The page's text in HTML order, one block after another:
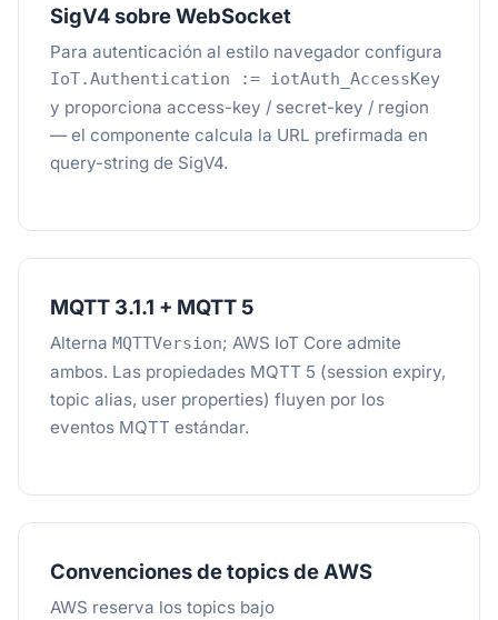
SigV4 sobre WebSocket
Para autenticación al estilo navegador configura
IoT.Authentication := iotAuth_AccessKey
y proporciona access-key / secret-key / region
— el componente calcula la URL prefirmada en
query-string de SigV4.
MQTT 3.1.1 + MQTT 5
Alterna MQTTVersion; AWS IoT Core admite
ambos. Las propiedades MQTT 5 (session expiry,
topic alias, user properties) fluyen por los
eventos MQTT estándar.
Convenciones de topics de AWS
AWS reserva los topics bajo